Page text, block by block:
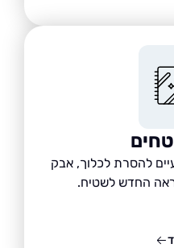
לכלוך, אבק
לשטיח.